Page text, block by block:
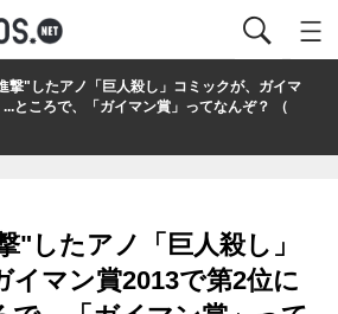
したアノ「巨人殺し」コミックが、ガイマ
ところで、「ガイマン賞」ってなんぞ？ （
"したアノ「巨人殺し」
イマン賞2013で第2位に